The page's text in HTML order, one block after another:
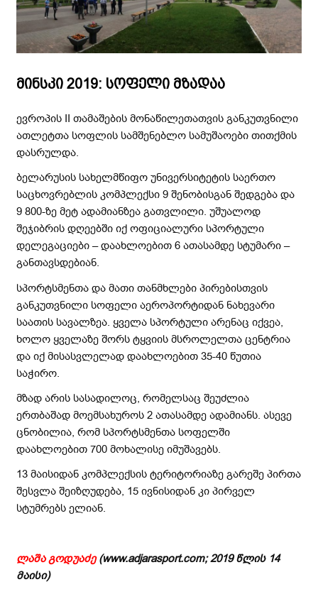
მინსკი 2019: სოფელი მზადაა
ევროპის II თამაშების მონაწილეთათვის განკუთვნილი
ათლეტთა სოფლის სამშენებლო სამუშაოები თითქმის
დასრულდა.
ბელარუსის სახელმწიფო უნივერსიტეტის საერთო
საცხოვრებლის კომპლექსი 9 შენობისგან შედგება და
9 800-ზე მეტ ადამიანზეა გათვლილი. უშუალოდ
შეჯიბრის დღეებში იქ ოფიციალური სპორტული
დელეგაციები – დაახლოებით 6 ათასამდე სტუმარი –
განთავსდებიან.
სპორტსმენთა და მათი თანმხლები პირებისთვის
განკუთვნილი სოფელი აეროპორტიდან ნახევარი
საათის სავალზეა. ყველა სპორტული არენაც იქვეა,
ხოლო ყველაზე შორს ტყვიის მსროლელთა ცენტრია
და იქ მისასვლელად დაახლოებით 35-40 წუთია
საჭირო.
მზად არის სასადილოც, რომელსაც შეუძლია
ერთბაშად მოემსახუროს 2 ათასამდე ადამიანს. ასევე
ცნობილია, რომ სპორტსმენთა სოფელში
დაახლოებით 700 მოხალისე იმუშავებს.
13 მაისიდან კომპლექსის ტერიტორიაზე გარეშე პირთა
შესვლა შეიზღუდება, 15 ივნისიდან კი პირველ
სტუმრებს ელიან.
ლაშა გოდუაძე(www.adjarasport.com; 2019წლის14
მაისი)